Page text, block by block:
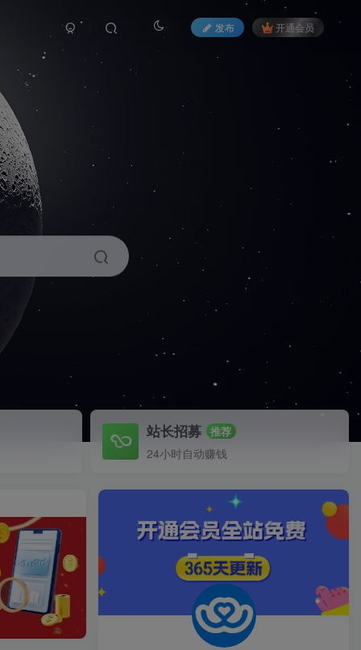
发布 开通会员
站长招募 推荐
24小时自动赚钱